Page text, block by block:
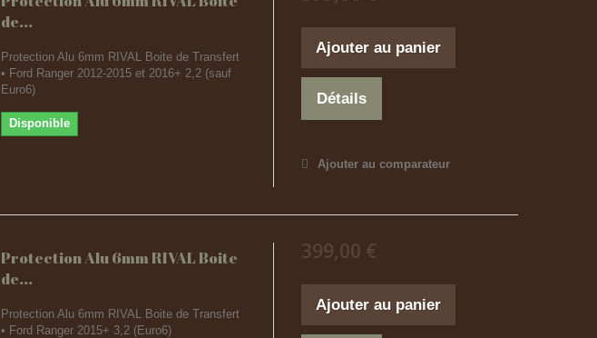
de...
Protection Alu 6mm RIVAL Boite de Transfert
• Ford Ranger 2012-2015 et 2016+ 2,2 (sauf
Euro6)
Disponible
Ajouter au panier
Détails
Ajouter au comparateur
Protection Alu 6mm RIVAL Boite
de...
Protection Alu 6mm RIVAL Boite de Transfert
• Ford Ranger 2015+ 3,2 (Euro6)
399,00 €
Ajouter au panier